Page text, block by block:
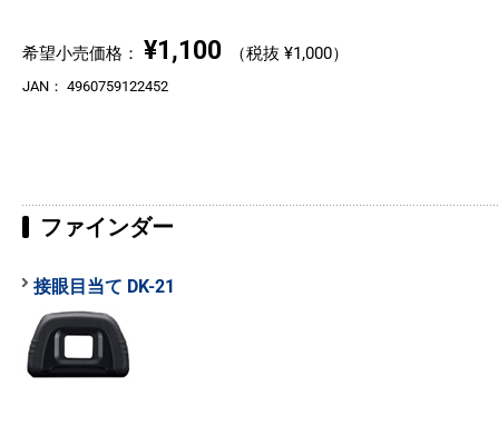
希望小売価格： ¥1,100 （税抜 ¥1,000）
JAN： 4960759122452
ファインダー
接眼目当て DK-21